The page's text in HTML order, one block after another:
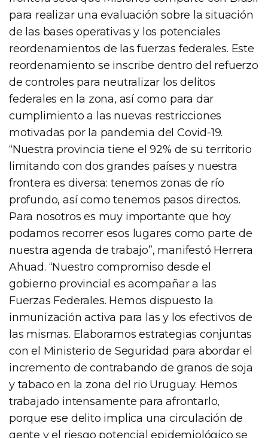
para realizar una evaluación sobre la situación
de las bases operativas y los potenciales
reordenamientos de las fuerzas federales. Este
reordenamiento se inscribe dentro del refuerzo
de controles para neutralizar los delitos
federales en la zona, así como para dar
cumplimiento a las nuevas restricciones
motivadas por la pandemia del Covid-19.
“Nuestra provincia tiene el 92% de su territorio
limitando con dos grandes países y nuestra
frontera es diversa: tenemos zonas de río
profundo, así como tenemos pasos directos.
Para nosotros es muy importante que hoy
podamos recorrer esos lugares como parte de
nuestra agenda de trabajo”, manifestó Herrera
Ahuad. “Nuestro compromiso desde el
gobierno provincial es acompañar a las
Fuerzas Federales. Hemos dispuesto la
inmunización activa para las y los efectivos de
las mismas. Elaboramos estrategias conjuntas
con el Ministerio de Seguridad para abordar el
incremento de contrabando de granos de soja
y tabaco en la zona del rio Uruguay. Hemos
trabajado intensamente para afrontarlo,
porque ese delito implica una circulación de
gente y el riesgo potencial epidemiológico se